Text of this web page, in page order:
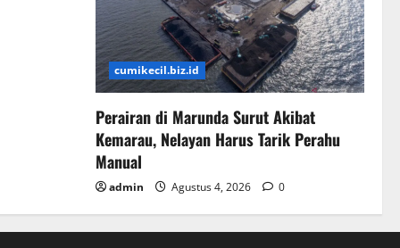
cumikecil.biz.id
Perairan di Marunda Surut Akibat
Kemarau, Nelayan Harus Tarik Perahu
Manual
admin Agustus 4, 2026 0